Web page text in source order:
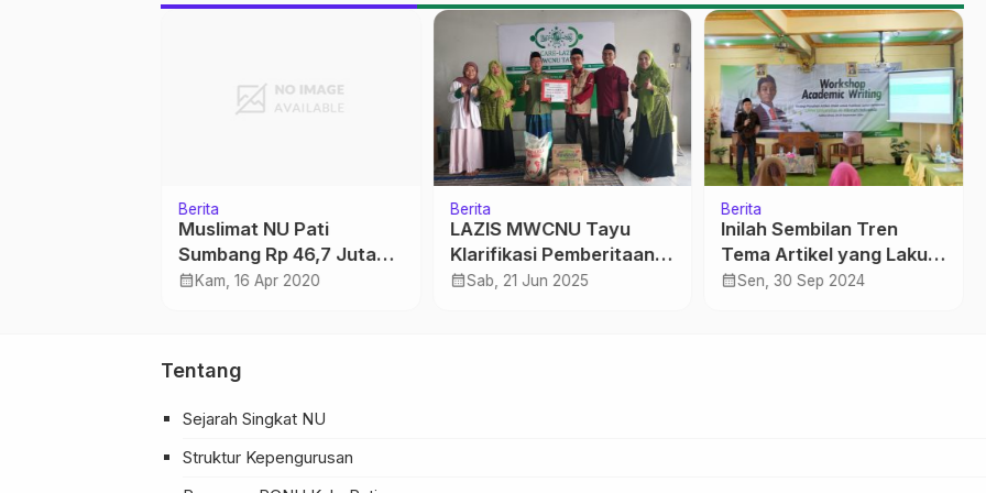
Berita
Muslimat NU Pati
Sumbang Rp 46,7 Juta
untuk Panti Asuhan
calendar_month Kam, 16 Apr 2020
Berita
LAZIS MWCNU Tayu
Klarifikasi Pemberitaan
Tidak Akurat di Media
calendar_monthSab, 21 Jun 2025
Berita
Inilah Sembilan Tren
Tema Artikel yang Laku
di Jurnal Scopus
calendar_monthSen, 30 Sep 2024
Tentang
Sejarah Singkat NU
Struktur Kepengurusan